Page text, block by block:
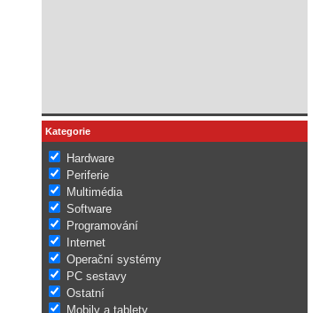
Kategorie
Hardware
Periferie
Multimédia
Software
Programování
Internet
Operační systémy
PC sestavy
Ostatní
Mobily a tablety